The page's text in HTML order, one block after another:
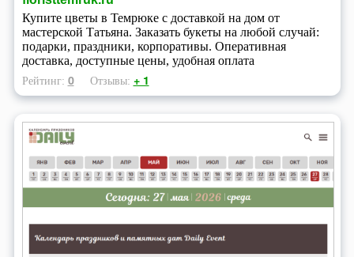
Купите цветы в Темрюке с доставкой на дом от
мастерской Татьяна. Заказать букеты на любой случай:
подарки, праздники, корпоративы. Оперативная
доставка, доступные цены, удобная оплата
Рейтинг: 0 Отзывы: + 1